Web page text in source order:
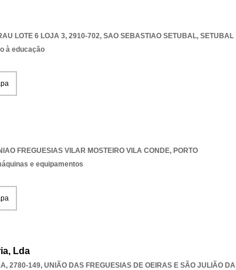
LOTE 6 LOJA 3, 2910-702, SAO SEBASTIAO SETUBAL, SETUBAL
à educação
FREGUESIAS VILAR MOSTEIRO VILA CONDE, PORTO
e equipamentos
Lda
2780-149, UNIÃO DAS FREGUESIAS DE OEIRAS E SÃO JULIÃO DA